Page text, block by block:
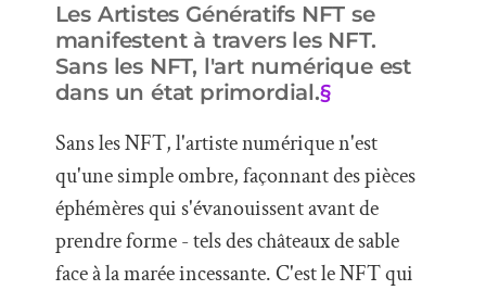
Les Artistes Génératifs NFT se
manifestent à travers les NFT.
Sans les NFT, l'art numérique est
dans un état primordial.§
Sans les NFT, l'artiste numérique n'est
qu'une simple ombre, façonnant des pièces
éphémères qui s'évanouissent avant de
prendre forme - tels des châteaux de sable
face à la marée incessante. C'est le NFT qui